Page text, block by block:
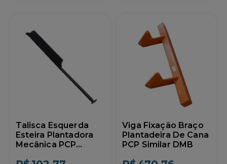
Talisca Esquerda
Esteira Plantadora
Mecânica PCP
Viga Fixação Braço
Plantadeira De Cana
PCP Similar DMB